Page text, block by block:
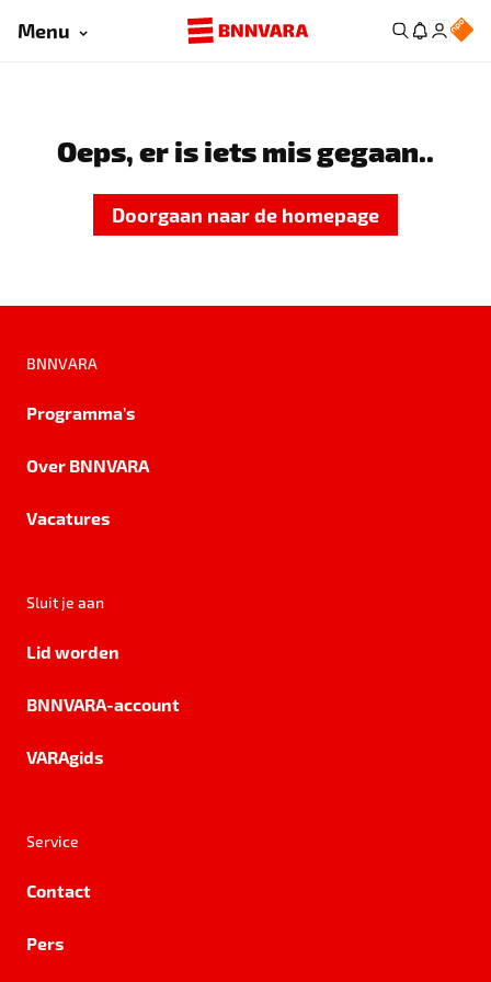
Menu
Oeps, er is iets mis gegaan..
Doorgaan naar de homepage
BNNVARA
Programma's
Over BNNVARA
Vacatures
Sluit je aan
Lid worden
BNNVARA-account
VARAgids
Service
Contact
Pers